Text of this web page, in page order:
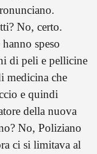
No, certo.
speso
di peli e pellicine
medicina che
e quindi
della nuova
No, Poliziano
ci si limitava al